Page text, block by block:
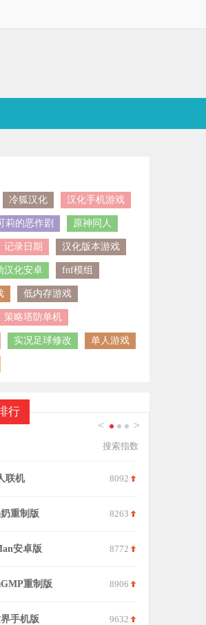
者。游戏里有着丰富的剧情故事线，玩
冷狐汉化 汉化手机游戏
莉的恶作剧 原神同人
记录日期 汉化版本游戏
汉化安卓 fnf模组
低内存游戏
策略塔防单机
实况足球修改 单人游戏
行
< >
搜索指数
阿尔卑斯与危险森林手
疯狂奶奶一家五口中文版
恐怖奶奶格林菜单中文版
房间的秘密3女团回归夜
兰德里纳河的孩子黑客